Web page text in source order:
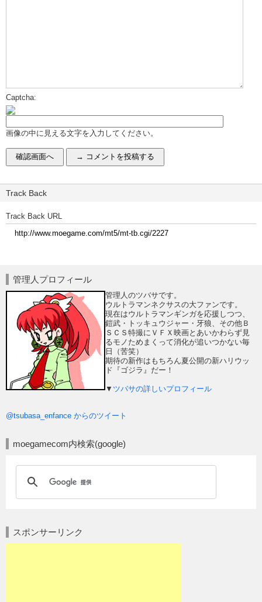
Captcha:
画像の中に見える文字を入力してください。
Track Back
Track Back URL
管理人プロフィール
管理人のツバサです。
ウルトラマンネクサスの大ファンです。
現在はウルトラマンギンガを応援しつつ、
鎧武・トッキュウジャー・牙狼、その他Ｂ
ＳＣＳ特撮にＶＦＸ映画とあいかわらず見
るモノためまくって消化が追いつかない毎
日（苦笑）
期待の新作はもちろん夏公開の新ハリウッ
ド『ゴジラ』だー！
▼ ツバサの詳しいプロフィール
@tsubasa_enfance からのツイート
moegamecom内検索(google)
スポンサーリンク